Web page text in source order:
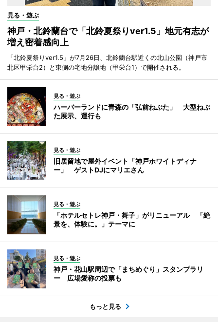
見る・遊ぶ
神戸・北鈴蘭台で「北鈴夏祭りver1.5」地元有志が
増え密着感向上
「北鈴夏祭りver1.5」が7月26日、北鈴蘭台駅近くの北山公園（神戸市
北区甲栄台2）と東側の宅地分譲地（甲栄台1）で開催される。
見る・遊ぶ
ハーバーランドに青森の「弘前ねぷた」 大型ねぷ
た展示、運行も
見る・遊ぶ
旧居留地で屋外イベント「神戸ホワイトディナ
ー」 ゲストDJにマリエさん
見る・遊ぶ
「ホテルセトレ神戸・舞子」がリニューアル 「絶
景を、体験に。」テーマに
見る・遊ぶ
神戸・花山駅周辺で「まちめぐり」スタンプラリ
ー 広場愛称の投票も
もっと見る